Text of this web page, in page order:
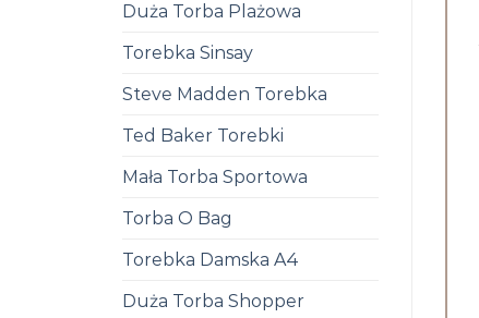
Duża Torba Plażowa
Torebka Sinsay
Steve Madden Torebka
Ted Baker Torebki
Mała Torba Sportowa
Torba O Bag
Torebka Damska A4
Duża Torba Shopper